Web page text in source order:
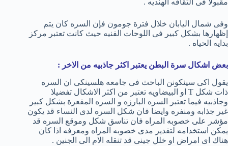
مقبولا فى الثقافه الهنديه .
وفى شمال اليابان خلال فترة جومون فإن السره كان يتم
إظهارها بشكل كبير فى اللوحات الفنيه حيث كانت تعتبر مركز
بدايه الحياه .
بعض اشكال سرة البطن يعتبر اكثر جاذبيه من الاخر :
يقول اكى سينكونن الباحث فى جامعه هلسينكى ان السره
ذات شكل T او البيضاويه تعتبر من اكثر الاشكال تفضيلا
وجاذبيه فيما تعتبر السره البارزه و السره المقعرة بشكل كبير
غير جذابه ومنفره وايضا فان شكل السره لدى النساء قد يكون
مؤشر على خصوبه المراه فان تناسق شكل وموقع السره قد
يمكن استخدامه لتقدير مدى خصوبه المراه ومعرفه اذا كان
هناك اى امراض او خلل جينى قد تنقله الام الى الجنين .